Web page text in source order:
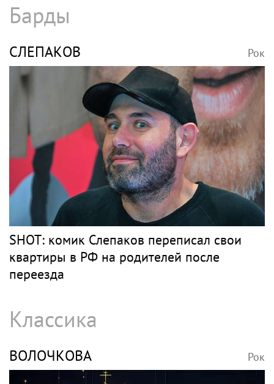
Барды
СЛЕПАКОВ Рок
SHOT: комик Слепаков переписал свои
квартиры в РФ на родителей после
переезда
Классика
ВОЛОЧКОВА Рок